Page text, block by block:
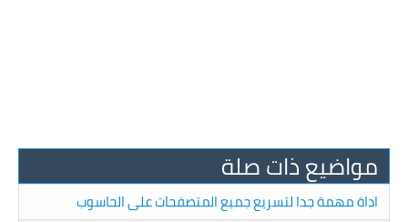
مواضيع ذات صلة
اداة مهمة جدا لتسريع جميع المتصفحات على الحاسوب